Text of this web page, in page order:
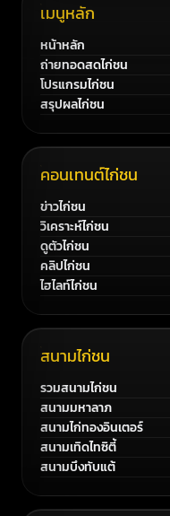
เมนูหลัก
หน้าหลัก
ถ่ายทอดสดไก่ชน
โปรแกรมไก่ชน
สรุปผลไก่ชน
คอนเทนต์ไก่ชน
ข่าวไก่ชน
วิเคราะห์ไก่ชน
ดูตัวไก่ชน
คลิปไก่ชน
ไฮไลท์ไก่ชน
สนามไก่ชน
รวมสนามไก่ชน
สนามมหาลาภ
สนามไก่ทองอินเตอร์
สนามเทิดไทซิตี้
สนามบึงทับแต้